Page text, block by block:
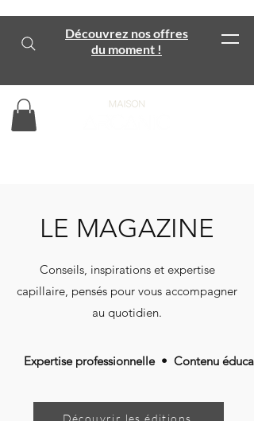
Découvrez nos offres
du moment !
LE MAGAZINE
Conseils, inspirations et expertise
capillaire, pensés pour vous accompagner
au quotidien.
Expertise professionnelle • Contenu